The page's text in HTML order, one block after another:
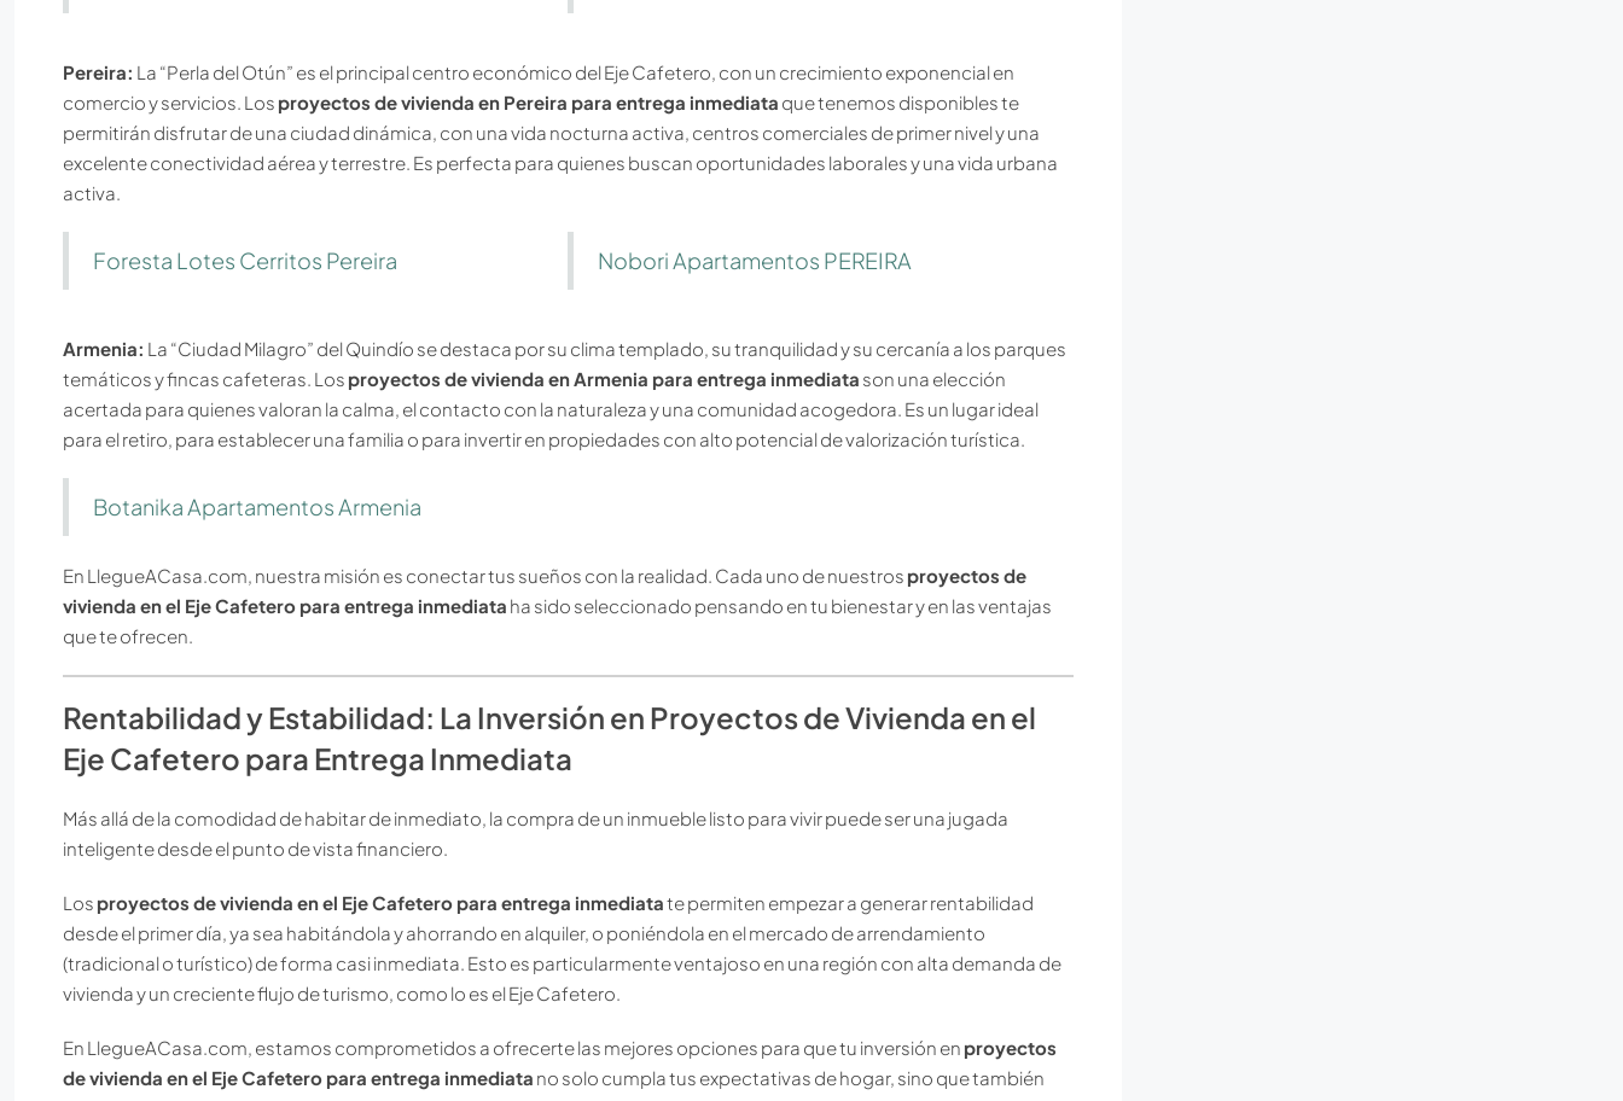
Pereira: La “Perla del Otún” es el principal centro económico del Eje Cafetero, con un crecimiento exponencial en
comercio y servicios. Los proyectos de vivienda en Pereira para entrega inmediata que tenemos disponibles te
permitirán disfrutar de una ciudad dinámica, con una vida nocturna activa, centros comerciales de primer nivel y una
excelente conectividad aérea y terrestre. Es perfecta para quienes buscan oportunidades laborales y una vida urbana
activa.
Foresta Lotes Cerritos Pereira Nobori Apartamentos PEREIRA
Armenia: La “Ciudad Milagro” del Quindío se destaca por su clima templado, su tranquilidad y su cercanía a los parques
temáticos y fincas cafeteras. Los proyectos de vivienda en Armenia para entrega inmediata son una elección
acertada para quienes valoran la calma, el contacto con la naturaleza y una comunidad acogedora. Es un lugar ideal
para el retiro, para establecer una familia o para invertir en propiedades con alto potencial de valorización turística.
Botanika Apartamentos Armenia
En LlegueACasa.com, nuestra misión es conectar tus sueños con la realidad. Cada uno de nuestros proyectos de
vivienda en el Eje Cafetero para entrega inmediata ha sido seleccionado pensando en tu bienestar y en las ventajas
que te ofrecen.
Rentabilidad y Estabilidad: La Inversión en Proyectos de Vivienda en el
Eje Cafetero para Entrega Inmediata
Más allá de la comodidad de habitar de inmediato, la compra de un inmueble listo para vivir puede ser una jugada
inteligente desde el punto de vista financiero.
Los proyectos de vivienda en el Eje Cafetero para entrega inmediatate permiten empezar a generar rentabilidad
desde el primer día, ya sea habitándola y ahorrando en alquiler, o poniéndola en el mercado de arrendamiento
(tradicional o turístico) de forma casi inmediata. Esto es particularmente ventajoso en una región con alta demanda de
vivienda y un creciente flujo de turismo, como lo es el Eje Cafetero.
En LlegueACasa.com, estamos comprometidos a ofrecerte las mejores opciones para que tu inversión en proyectos
de vivienda en el Eje Cafetero para entrega inmediata no solo cumpla tus expectativas de hogar, sino que también